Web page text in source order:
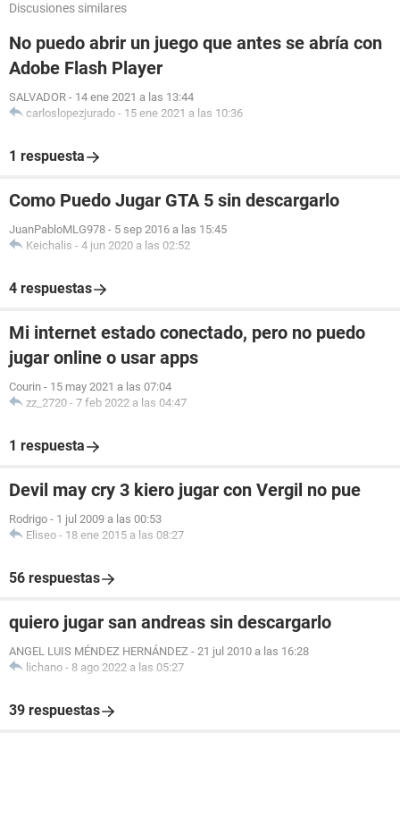
Discusiones similares
No puedo abrir un juego que antes se abría con
Adobe Flash Player
SALVADOR - 14 ene 2021 a las 13:44
carloslopezjurado - 15 ene 2021 a las 10:36
1 respuesta
Como Puedo Jugar GTA 5 sin descargarlo
JuanPabloMLG978 - 5 sep 2016 a las 15:45
Keichalis - 4 jun 2020 a las 02:52
4 respuestas
Mi internet estado conectado, pero no puedo
jugar online o usar apps
Courin - 15 may 2021 a las 07:04
zz_2720 - 7 feb 2022 a las 04:47
1 respuesta
Devil may cry 3 kiero jugar con Vergil no pue
Rodrigo - 1 jul 2009 a las 00:53
Eliseo - 18 ene 2015 a las 08:27
56 respuestas
quiero jugar san andreas sin descargarlo
ANGEL LUIS MÉNDEZ HERNÁNDEZ - 21 jul 2010 a las 16:28
lichano - 8 ago 2022 a las 05:27
39 respuestas